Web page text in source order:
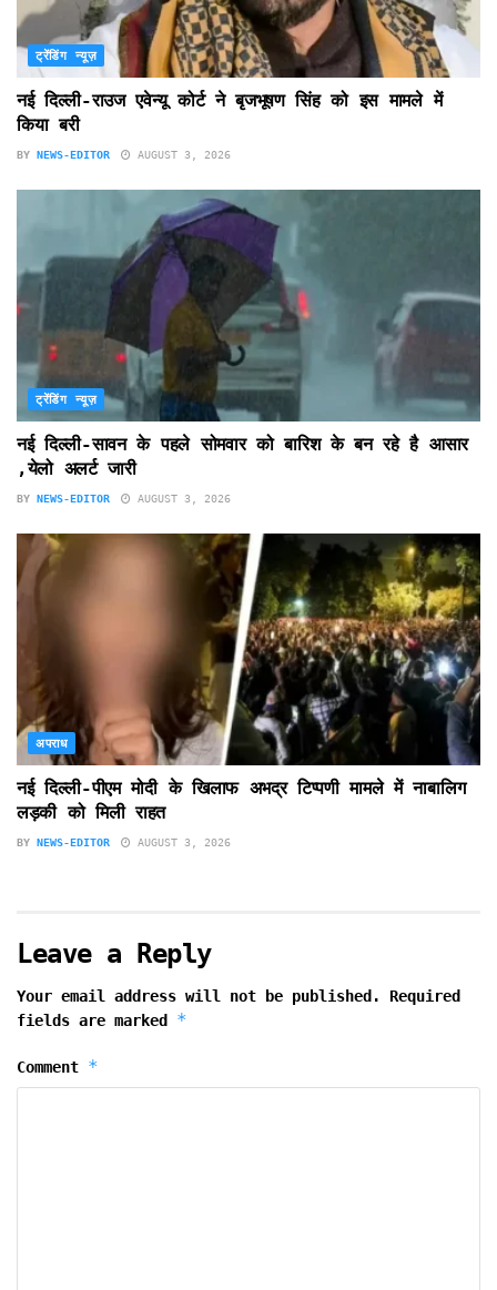
ट्रेंडिंग न्यूज़
नई दिल्ली-राउज एवेन्यू कोर्ट ने बृजभूषण सिंह को इस मामले में
किया बरी
BY NEWS-EDITOR AUGUST 3, 2026
ट्रेंडिंग न्यूज़
नई दिल्ली-सावन के पहले सोमवार को बारिश के बन रहे है आसार
,येलो अलर्ट जारी
BY NEWS-EDITOR AUGUST 3, 2026
अपराध
नई दिल्ली-पीएम मोदी के खिलाफ अभद्र टिप्पणी मामले में नाबालिग
लड़की को मिली राहत
BY NEWS-EDITOR AUGUST 3, 2026
Leave a Reply
Your email address will not be published.
Required
fields are marked *
Comment *